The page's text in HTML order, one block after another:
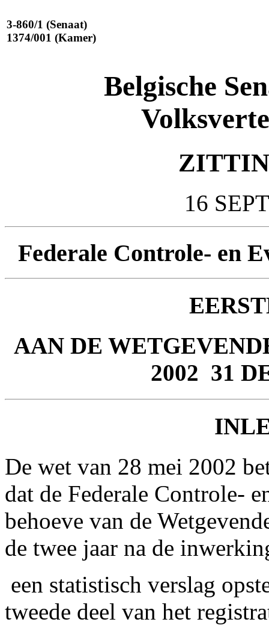
3-860/1 (Senaat)
1374/001 (Kamer)
Belgische
16
Federale Controle- en
AAN DE
2002 ­ 31
De wet van 28 mei 2002
dat de Federale Controle-
behoeve van de
de twee jaar na de
een statistisch verslag
tweede deel van het